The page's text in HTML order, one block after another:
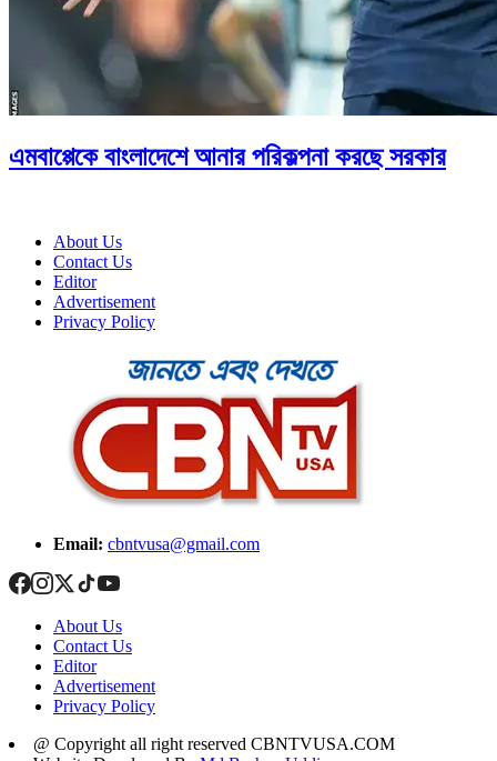
এমবাপ্পেকে বাংলাদেশে আনার পরিকল্পনা করছে সরকার
About Us
Contact Us
Editor
Advertisement
Privacy Policy
Email: cbntvusa@gmail.com
About Us
Contact Us
Editor
Advertisement
Privacy Policy
@ Copyright all right reserved CBNTVUSA.COM